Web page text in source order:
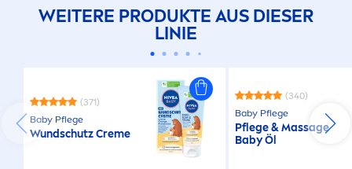
WEITERE PRODUKTE AUS DIESER
LINIE
(371)
Baby Pflege
WundschutzCreme
(340)
Baby Pflege
Pflege & Massage
Baby Öl